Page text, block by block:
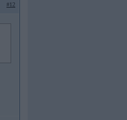
#12